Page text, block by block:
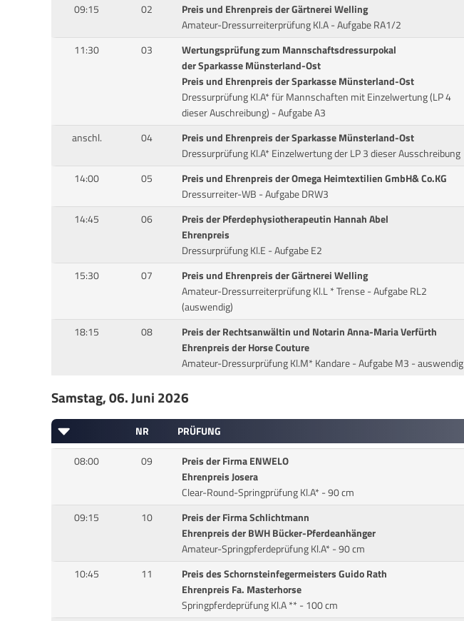
09:15 02
Preis und Ehrenpreis der Gärtnerei Welling
Amateur-Dressurreiterprüfung Kl.A - Aufgabe RA1/2
11:30 03
Wertungsprüfung zum Mannschaftsdressurpokal
der Sparkasse Münsterland-Ost
Preis und Ehrenpreis der Sparkasse Münsterland-Ost
Dressurprüfung Kl.A* für Mannschaften mit Einzelwertung (LP 4
dieser Auschreibung) - Aufgabe A3
anschl. 04
Preis und Ehrenpreis der Sparkasse Münsterland-Ost
Dressurprüfung Kl.A* Einzelwertung der LP 3 dieser Ausschreibung
14:00 05
Preis und Ehrenpreis der Omega Heimtextilien GmbH& Co.KG
Dressurreiter-WB - Aufgabe DRW3
14:45 06
Preis der Pferdephysiotherapeutin Hannah Abel
Ehrenpreis
Dressurprüfung Kl.E - Aufgabe E2
15:30 07
Preis und Ehrenpreis der Gärtnerei Welling
Amateur-Dressurreiterprüfung Kl.L * Trense - Aufgabe RL2
(auswendig)
18:15 08
Preis der Rechtsanwältin und Notarin Anna-Maria Verfürth
Ehrenpreis der Horse Couture
Amateur-Dressurprüfung Kl.M* Kandare - Aufgabe M3 - auswendig
Samstag, 06. Juni 2026
NR PRÜFUNG
08:00
09
Preis der Firma ENWELO
Ehrenpreis Josera
Clear-Round-Springprüfung Kl.A* - 90 cm
09:15 10
Preis der Firma Schlichtmann
Ehrenpreis der BWH Bücker-Pferdeanhänger
Amateur-Springpferdeprüfung Kl.A* - 90 cm
10:45 11
Preis des Schornsteinfegermeisters Guido Rath
Ehrenpreis Fa. Masterhorse
Springpferdeprüfung Kl.A ** - 100 cm